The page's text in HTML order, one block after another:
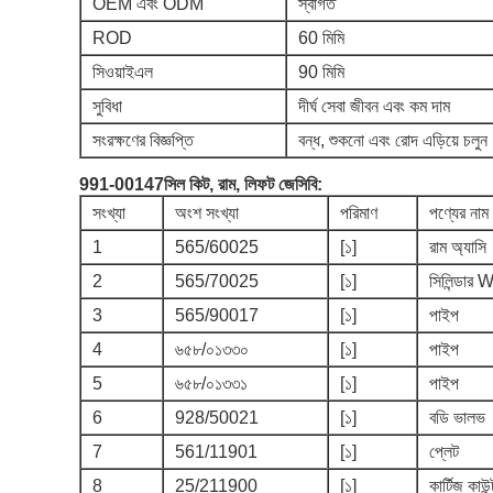
OEM এবং ODM
স্বাগত
ROD
60 মিমি
সিওয়াইএল
90 মিমি
সুবিধা
দীর্ঘ সেবা জীবন এবং কম দাম
সংরক্ষণের বিজ্ঞপ্তি
বন্ধ, শুকনো এবং রোদ এড়িয়ে চলুন
991-00147সিল কিট, রাম, লিফট জেসিবি:
সংখ্যা
অংশ সংখ্যা পরিমাণ
পণ্যের নাম
1
565/60025 [১]
রাম অ্যাসি
2
565/70025 [১]
সিলিন্ডার
3
565/90017 [১]
পাইপ
4
৬৫৮/০১৩৩০ [১]
পাইপ
5
৬৫৮/০১৩৩১ [১]
পাইপ
6
928/50021 [১]
বডি ভালভ
7
561/11901 [১]
প্লেট
8
25/211900 [১]
কার্টিজ